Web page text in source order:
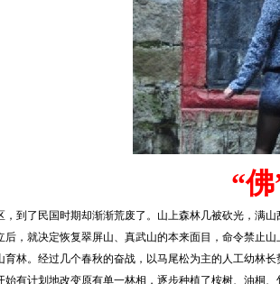
“
到了民国时期却渐渐荒废了。山上森林几被砍光，满
，就决定恢复翠屏山、真武山的本来面目，命令禁止
育林。经过几个春秋的奋战，以马尾松为主的人工幼林
始有计划地改变原有单一林相，逐步种植了桉树、油桐